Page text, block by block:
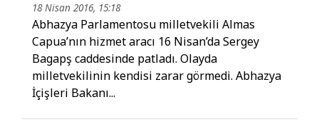
18 Nisan 2016, 15:18
Abhazya Parlamentosu milletvekili Almas
Capua’nın hizmet aracı 16 Nisan’da Sergey
Bagapş caddesinde patladı. Olayda
milletvekilinin kendisi zarar görmedi. Abhazya
İçişleri Bakanı...